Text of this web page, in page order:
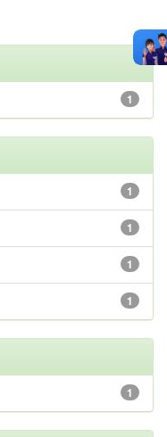
1
1
1
1
1
1